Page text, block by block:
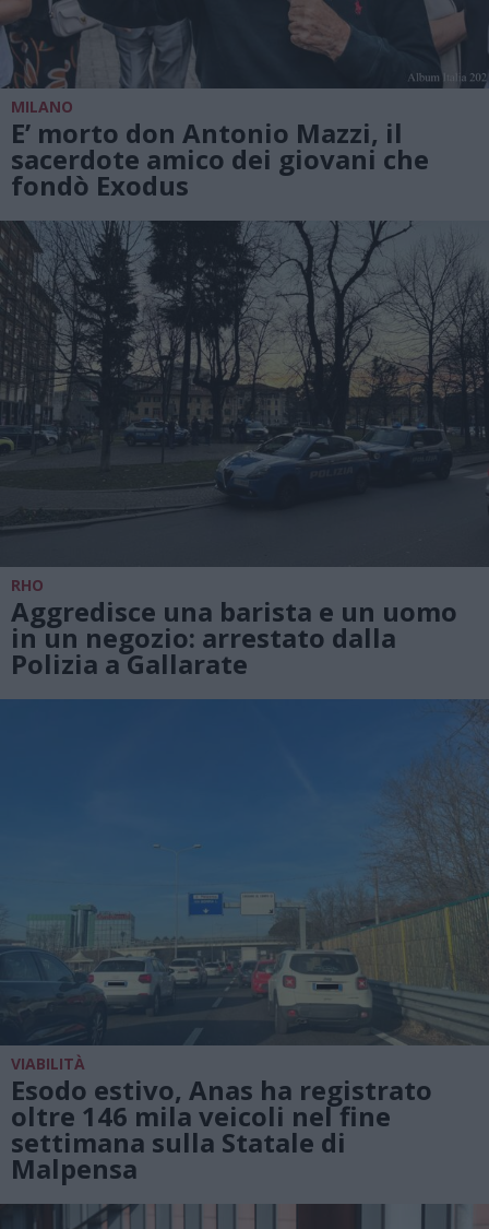
MILANO
E’ morto don Antonio Mazzi, il
sacerdote amico dei giovani che
fondò Exodus
RHO
Aggredisce una barista e un uomo
in un negozio: arrestato dalla
Polizia a Gallarate
VIABILITÀ
Esodo estivo, Anas ha registrato
oltre 146 mila veicoli nel fine
settimana sulla Statale di
Malpensa